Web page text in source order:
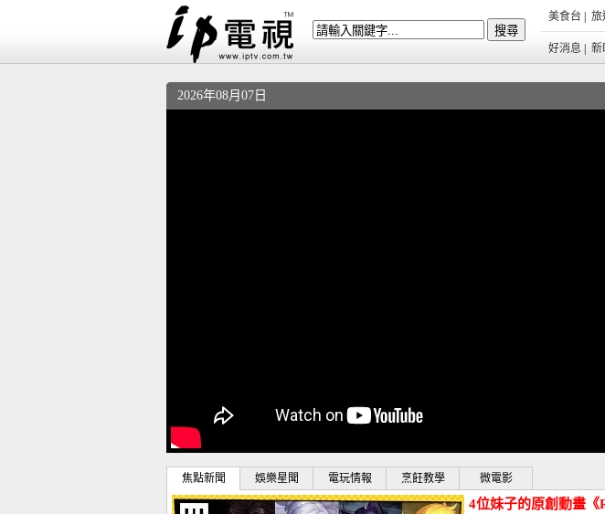
美食台 旅
好消息 新
2026年08月07日
焦點新聞 娛樂星聞 電玩情報 烹飪教學 微電影
4位妹子的原創動畫